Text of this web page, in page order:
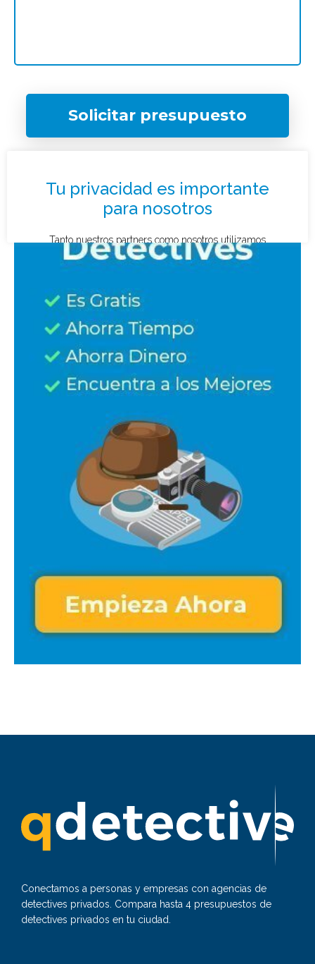
Solicitar presupuesto
Conectamos a personas y empresas con agencias de
detectives privados. Compara hasta 4 presupuestos de
detectives privados en tu ciudad.